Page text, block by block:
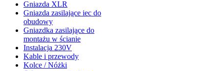
Gniazda XLR
Gniazda zasilające iec do
obudowy
Gniazdka zasilające do
montażu w ścianie
Instalacja 230V
Kable i przewody
Kolce / Nóżki